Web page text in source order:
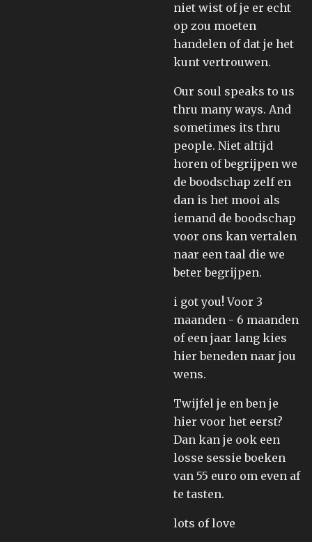
niet wist of je er echt
op zou moeten
handelen of dat je het
kunt vertrouwen.
Our soul speaks to us
thru many ways. And
sometimes its thru
people. Niet altijd
horen of begrijpen we
de boodschap zelf en
dan is het mooi als
iemand de boodschap
voor ons kan vertalen
naar een taal die we
beter begrijpen.
i got you! Voor 3
maanden - 6 maanden
of een jaar lang kies
hier beneden naar jou
wens.
Twijfel je en ben je
hier voor het eerst?
Dan kan je ook een
losse sessie boeken
van 55 euro om even af
te tasten.
lots of love